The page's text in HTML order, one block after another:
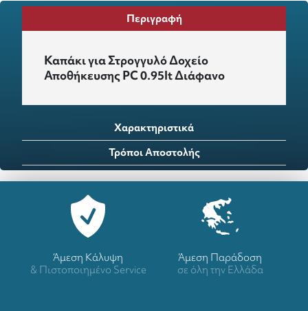
Περιγραφή
Καπάκι για Στρογγυλό Δοχείο
Αποθήκευσης PC 0.95lt Διάφανο
Χαρακτηριστικά
Τρόποι Αποστολής
Άμεση Κάλυψη
& Πιστοποιημένο Service
Άμεση Παράδοση
σε όλη την Ελλάδα